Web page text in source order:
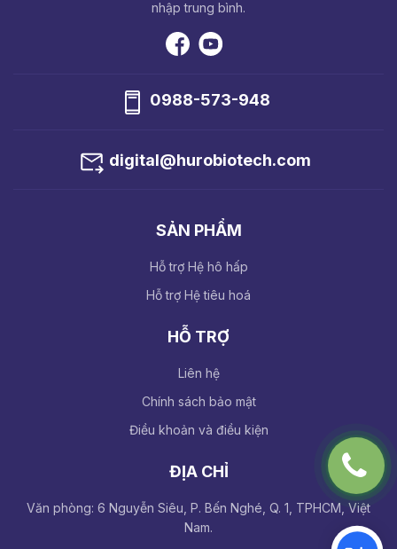
nhập trung bình.
0988-573-948
digital@hurobiotech.com
SẢN PHẨM
Hỗ trợ Hệ hô hấp
Hỗ trợ Hệ tiêu hoá
HỖ TRỢ
Liên hệ
Chính sách bảo mật
Điều khoản và điều kiện
ĐỊA CHỈ
Văn phòng: 6 Nguyễn Siêu, P. Bến Nghé, Q. 1, TPHCM, Việt
Nam.